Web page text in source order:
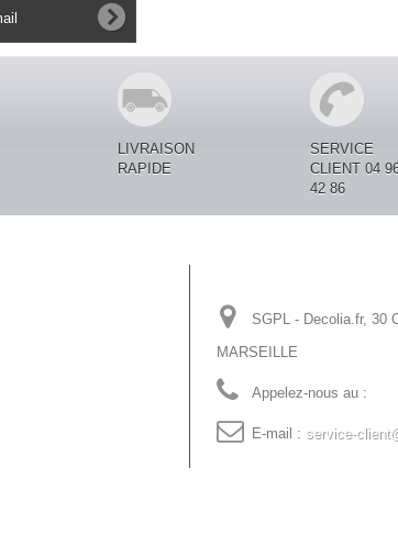
LIVRAISON
RAPIDE
SERVICE
CLIENT 04
42 86
SGPL - Decolia.fr, 30
MARSEILLE
Appelez-nous au :
E-mail : service-